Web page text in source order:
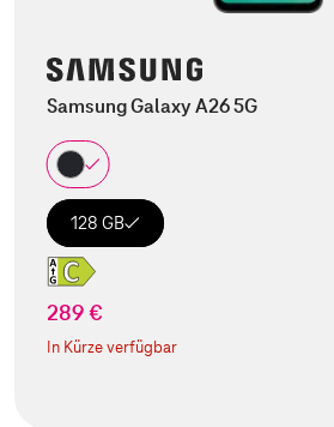
Samsung Galaxy A26 5G
128 GB
289 €
In Kürze verfügbar